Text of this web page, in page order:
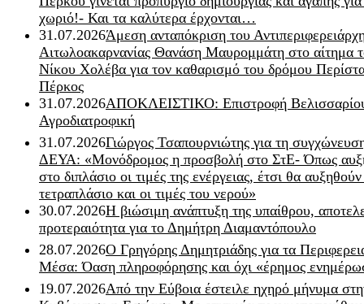
χωριό!- Και τα καλύτερα έρχονται…
31.07.2026Άμεση ανταπόκριση του
Αιτωλοακαρνανίας Θανάση Μαυρομμάτη στο αίτημα
Νίκου Χολέβα για τον καθαρισμό του δρόμου
Πέρκος
31.07.2026ΑΠΟΚΛΕΙΣΤΙΚΟ: Επιστροφή
Αγροδιατροφική
31.07.2026Γιώργος Τσαπουρνιώτης για τη
ΔΕΥΑ: «Μονόδρομος η προσβολή στο ΣτΕ- Όπως
στο διπλάσιο οι τιμές της ενέργειας, έτσι θα
τετραπλάσιο και οι τιμές του νερού»
30.07.2026Η βιώσιμη ανάπτυξη της υπαίθρου,
προτεραιότητα για το Δημήτρη Διαμαντόπουλο
28.07.2026Ο Γρηγόρης Δημητριάδης για τα
Μέσα: Όαση πληροφόρησης και όχι «έρημος
19.07.2026Από την Εύβοια έστειλε ηχηρό μήνυμα